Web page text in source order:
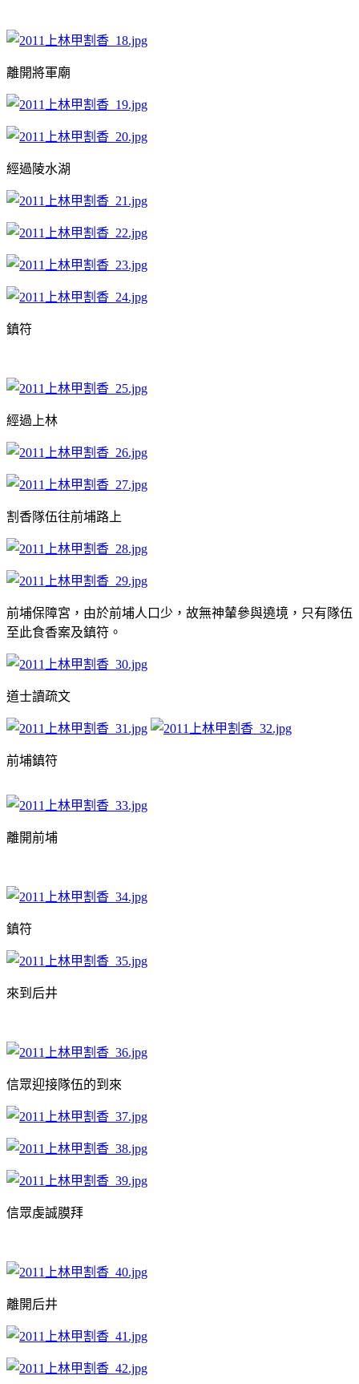
離開將軍廟
經過陵水湖
鎮符
經過上林
割香隊伍往前埔路上
前埔保障宮，由於前埔人口少，故無神輦參與遶境，只有隊伍
至此食香案及鎮符。
道士讀疏文
前埔鎮符
離開前埔
鎮符
來到后井
信眾迎接隊伍的到來
信眾虔誠膜拜
離開后井